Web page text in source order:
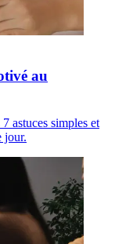
au
astuces simples et
jour.